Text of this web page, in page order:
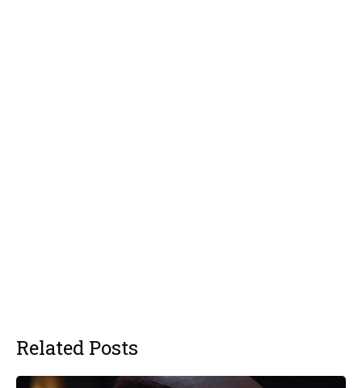
Related Posts